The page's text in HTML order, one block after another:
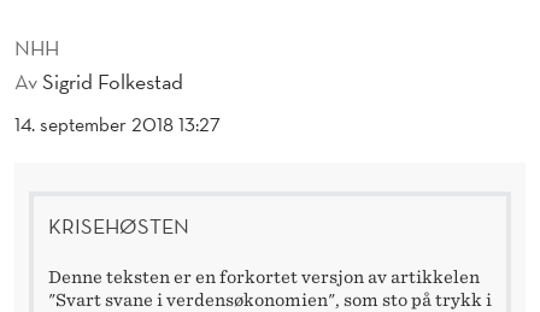
E
N
NHH
AvSigrid Folkestad
14. september 2018 13:27
KRISEHØSTEN
Denne teksten er en forkortet versjon av artikkelen
"Svart svane i verdensøkonomien", som sto på trykk i